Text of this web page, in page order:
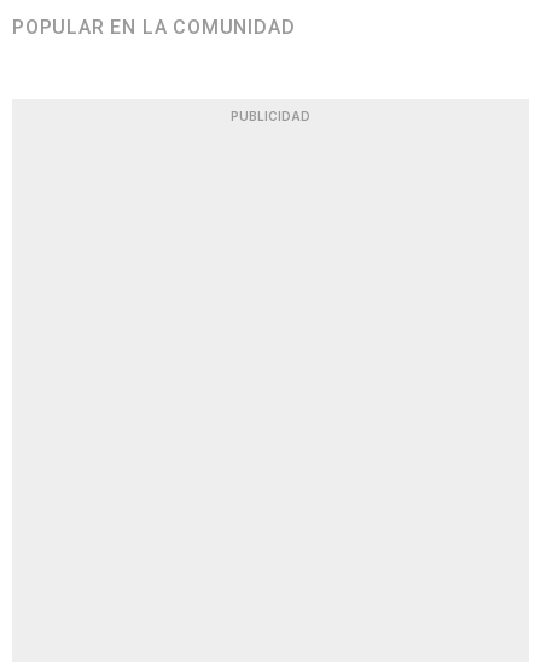
POPULAR EN LA COMUNIDAD
PUBLICIDAD